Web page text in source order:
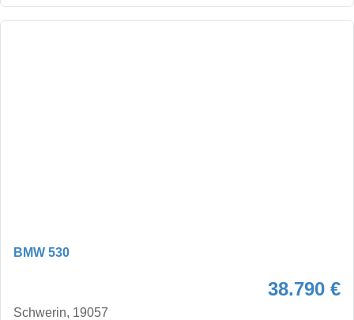
BMW 530
38.790 €
Schwerin, 19057